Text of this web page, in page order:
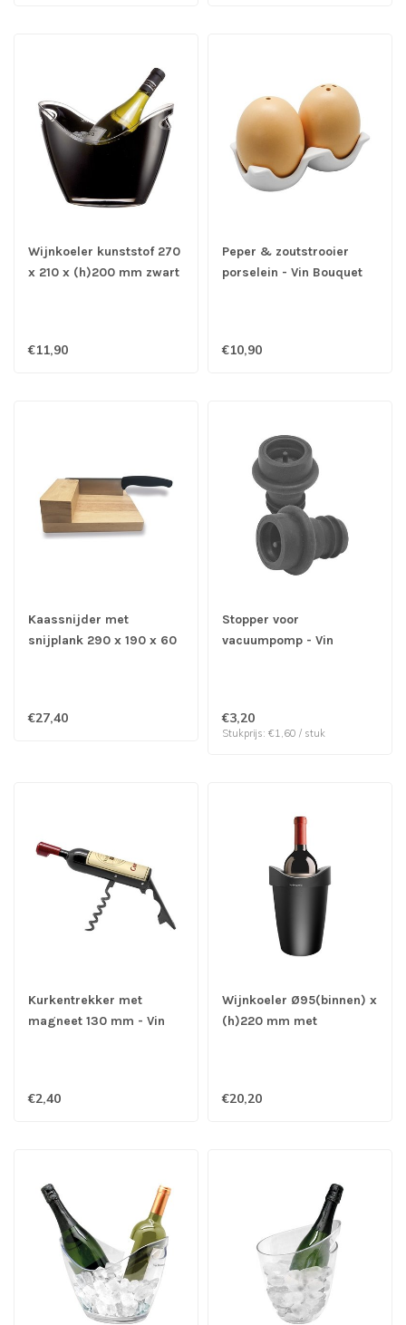
Wijnkoeler kunststof 270
x 210 x (h)200 mm zwart
€11,90
Peper & zoutstrooier
porselein - Vin Bouquet
€10,90
Kaassnijder met
snijplank 290 x 190 x 60
€27,40
Stopper voor
vacuumpomp - Vin
€3,20
Stukprijs: €1,60 / stuk
Kurkentrekker met
magneet 130 mm - Vin
€2,40
Wijnkoeler Ø95(binnen) x
(h)220 mm met
€20,20